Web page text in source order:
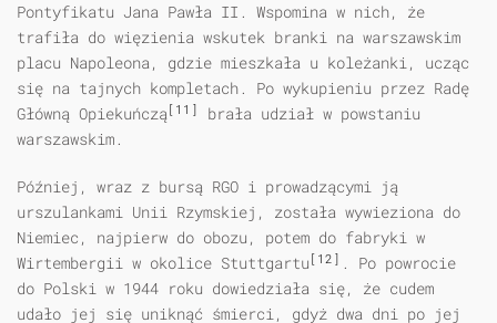
Pontyfikatu Jana Pawła II. Wspomina w nich, że
trafiła do więzienia wskutek branki na warszawskim
placu Napoleona, gdzie mieszkała u koleżanki, ucząc
się na tajnych kompletach. Po wykupieniu przez Radę
Główną Opiekuńczą [11]
brała udział w powstaniu
warszawskim.
Później, wraz z bursą RGO i prowadzącymi ją
urszulankami Unii Rzymskiej, została wywieziona do
Niemiec, najpierw do obozu, potem do fabryki w
Wirtembergii w okolice Stuttgartu [12] . Po powrocie
do Polski w 1944 roku dowiedziała się, że cudem
udało jej się uniknąć śmierci, gdyż dwa dni po jej